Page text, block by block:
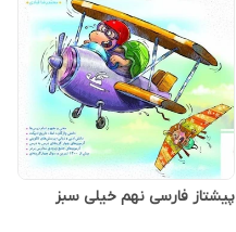
پیشتاز فارسی نهم خیلی سبز